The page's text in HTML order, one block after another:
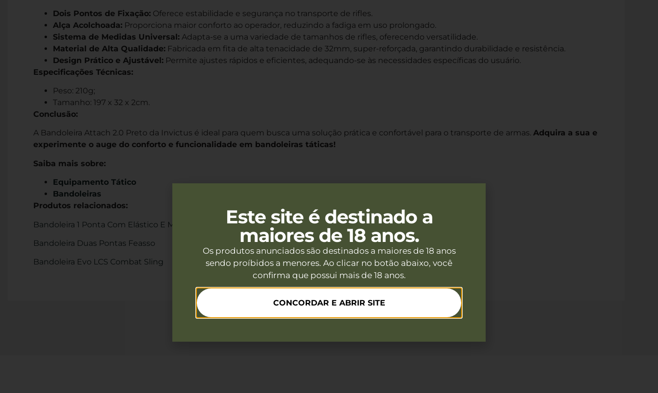
Dois Pontos de Fixação: Oferece estabilidade e segurança no transporte de rifles.
Alça Acolchoada: Proporciona maior conforto ao operador, reduzindo a fadiga em uso prolongado.
Sistema de Medidas Universal: Adapta-se a uma variedade de tamanhos de rifles, oferecendo versatilidade.
Material de Alta Qualidade: Fabricada em fita de alta tenacidade de 32mm, super-reforçada, garantindo durabilidade e resistência.
Design Prático e Ajustável: Permite ajustes rápidos e eficientes, adequando-se às necessidades específicas do usuário.
Especificações Técnicas:
Peso: 210g;
Tamanho: 197 x 32 x 2cm.
Conclusão:
A Bandoleira Attach 2.0 Preto da Invictus é ideal para quem busca uma solução prática e confortável para o transporte de armas. Adquira a sua e
experimente o auge do conforto e funcionalidade em bandoleiras táticas!
Saiba mais sobre:
Equipamento Tático
Bandoleiras
Produtos relacionados:
Bandoleira 1 Ponta Com Elástico E Mosquetão Preto
Bandoleira Duas Pontas Feasso
Bandoleira Evo LCS Combat Sling
Este site é destinado a
maiores de 18 anos.
Os produtos anunciados são destinados a maiores de 18 anos
sendo proíbidos a menores. Ao clicar no botão abaixo, você
confirma que possui mais de 18 anos.
CONCORDAR E ABRIR SITE